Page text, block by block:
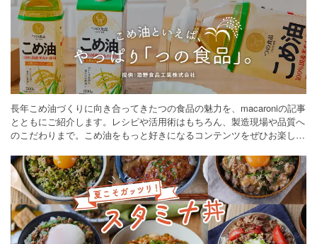
長年こめ油づくりに向き合ってきたつの食品の魅力を、macaroniの記事
とともにご紹介します。レシピや活用術はもちろん、製造現場や品質へ
のこだわりまで。こめ油をもっと好きになるコンテンツをぜひお楽しみ